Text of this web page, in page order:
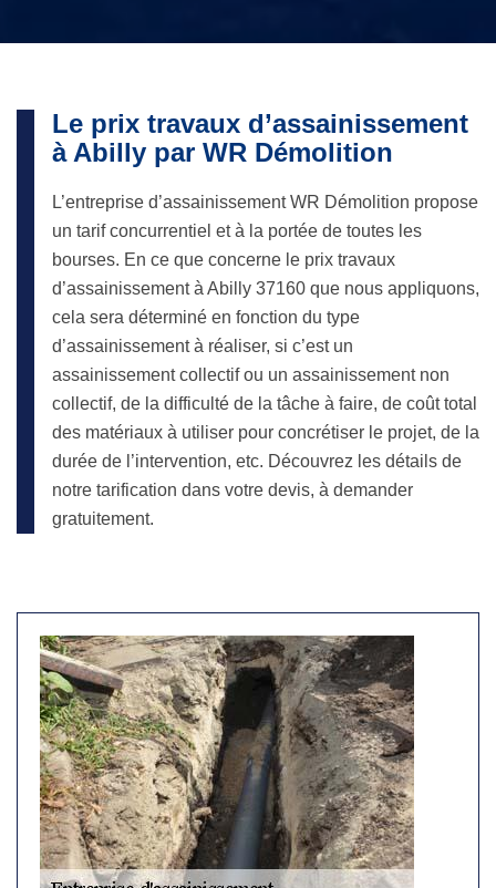
Le prix travaux d’assainissement
à Abilly par WR Démolition
L’entreprise d’assainissement WR Démolition propose
un tarif concurrentiel et à la portée de toutes les
bourses. En ce que concerne le prix travaux
d’assainissement à Abilly 37160 que nous appliquons,
cela sera déterminé en fonction du type
d’assainissement à réaliser, si c’est un
assainissement collectif ou un assainissement non
collectif, de la difficulté de la tâche à faire, de coût total
des matériaux à utiliser pour concrétiser le projet, de la
durée de l’intervention, etc. Découvrez les détails de
notre tarification dans votre devis, à demander
gratuitement.